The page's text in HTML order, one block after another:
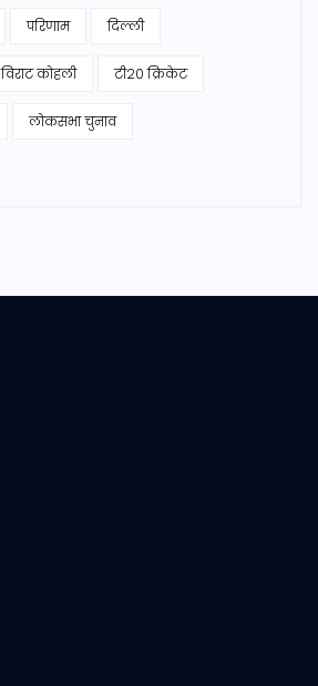
परिणाम दिल्ली
विराट कोहली टी20 क्रिकेट
लोकसभा चुनाव